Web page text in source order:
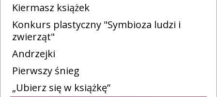
Kiermasz książek
Konkurs plastyczny "Symbioza ludzi i
zwierząt"
Andrzejki
Pierwszy śnieg
„Ubierz się w książkę”